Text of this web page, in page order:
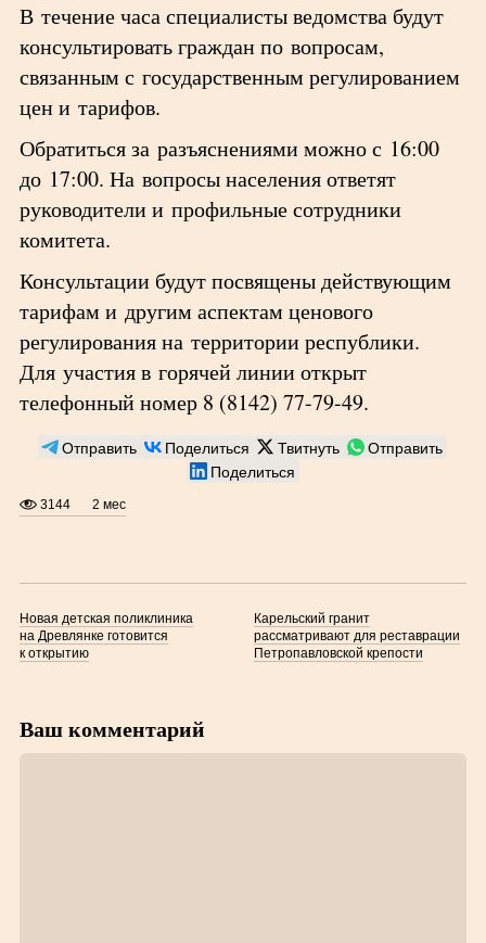
В течение часа специалисты ведомства будут
консультировать граждан по вопросам,
связанным с государственным регулированием
цен и тарифов.
Обратиться за разъяснениями можно с 16:00
до 17:00. На вопросы населения ответят
руководители и профильные сотрудники
комитета.
Консультации будут посвящены действующим
тарифам и другим аспектам ценового
регулирования на территории республики.
Для участия в горячей линии открыт
телефонный номер 8 (8142) 77-79-49.
Отправить Поделиться Твитнуть
Отправить
Поделиться
3144 2 мес
Новая детская поликлиника
на Древлянке готовится
к открытию
Карельский гранит
рассматривают для реставрации
Петропавловской крепости
Ваш комментарий